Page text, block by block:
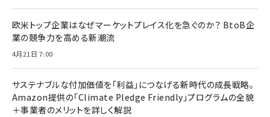
欧米トップ企業はなぜマーケットプレイス化を急ぐのか？ BtoB企
業の競争力を高める新潮流
4月21日 7:00
サステナブルな付加価値を「利益」につなげる新時代の成長戦略。
Amazon提供の「Climate Pledge Friendly」プログラムの全貌
＋事業者のメリットを詳しく解説